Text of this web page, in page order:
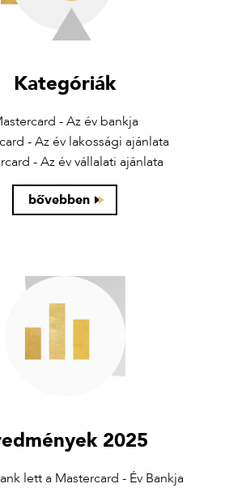
Kategóriák
- Az év bankja
- Az év lakossági ajánlata
- Az év vállalati ajánlata
bővebben
2025
lett a Mastercard - Év Bankja